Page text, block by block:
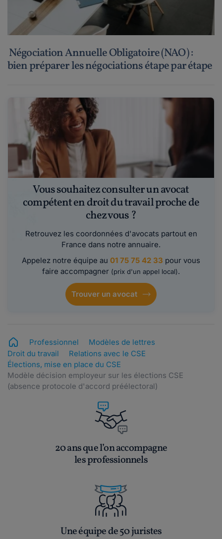
Négociation Annuelle Obligatoire (NAO) :
bien préparer les négociations étape par étape
Vous souhaitez consulter un avocat
compétent en droit du travail proche de
chez vous ?
Retrouvez les coordonnées d'avocats partout en
France dans notre annuaire.
Appelez notre équipe au 01 75 75 42 33 pour vous
faire accompagner (prix d'un appel local).
Trouver un avocat
Professionnel
Modèles de lettres
Droit du travail
Relations avec le CSE
Élections, mise en place du CSE
Modèle décision employeur sur les élections CSE
(absence protocole d'accord préélectoral)
20 ans que l’on accompagne
les professionnels
Une équipe de 50 juristes